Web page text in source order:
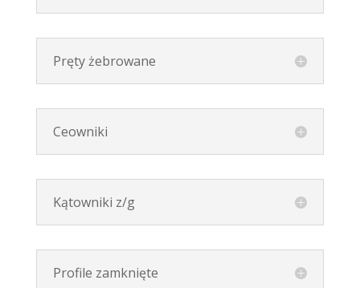
Pręty żebrowane
Ceowniki
Kątowniki z/g
Profile zamknięte